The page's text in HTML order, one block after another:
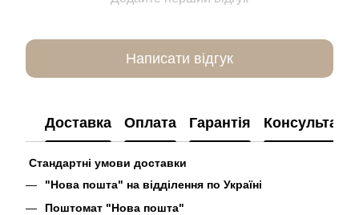
Написати відгук
Доставка Оплата Гарантія Консультація
Стандартні умови доставки
"Нова пошта" на відділення по Україні
Поштомат "Нова пошта"